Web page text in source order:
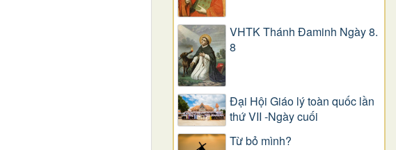
VHTK Thánh Đaminh Ngày 8.
8
Đại Hội Giáo lý toàn quốc lần
thứ VII -Ngày cuối
Từ bỏ mình?